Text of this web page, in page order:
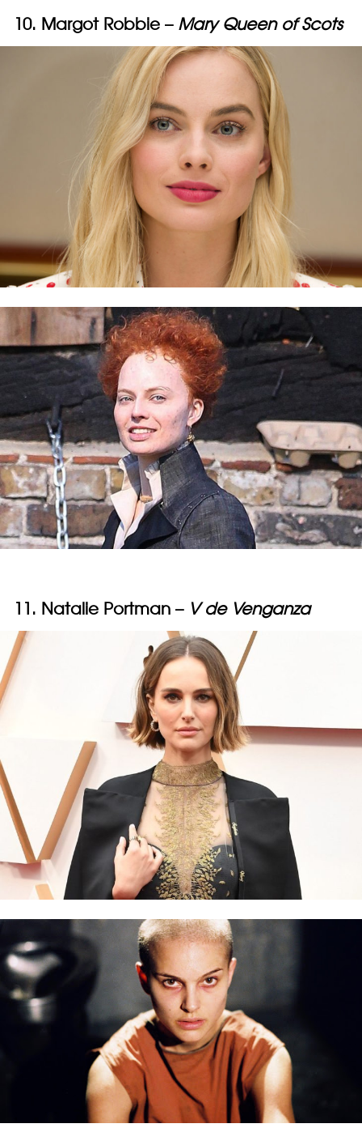
10. Margot Robbie – Mary Queen of Scots
11. Natalie Portman – V de Venganza